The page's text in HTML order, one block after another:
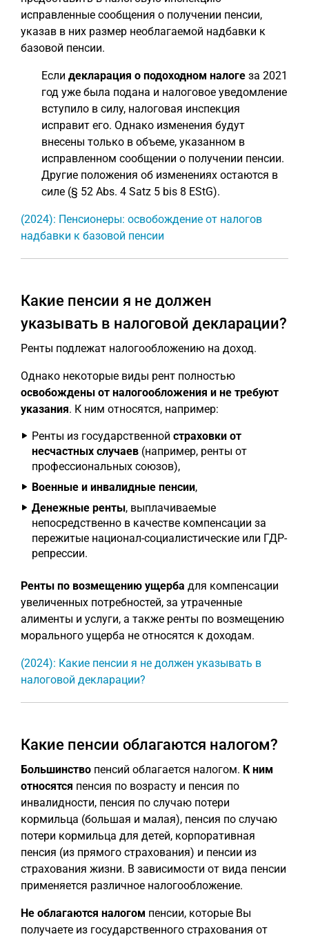
исправленные сообщения о получении пенсии,
указав в них размер необлагаемой надбавки к
базовой пенсии.
Если декларация о подоходном налоге за 2021
год уже была подана и налоговое уведомление
вступило в силу, налоговая инспекция
исправит его. Однако изменения будут
внесены только в объеме, указанном в
исправленном сообщении о получении пенсии.
Другие положения об изменениях остаются в
силе (§ 52 Abs. 4 Satz 5 bis 8 EStG).
(2024): Пенсионеры: освобождение от налогов
надбавки к базовой пенсии
Какие пенсии я не должен
указывать в налоговой декларации?
Ренты подлежат налогообложению на доход.
Однако некоторые виды рент полностью
освобождены от налогообложения и не требуют
указания. К ним относятся, например:
Ренты из государственной страховки от
несчастных случаев (например, ренты от
профессиональных союзов),
Военные и инвалидные пенсии,
Денежные ренты, выплачиваемые
непосредственно в качестве компенсации за
пережитые национал-социалистические или ГДР-
репрессии.
Ренты по возмещению ущерба для компенсации
увеличенных потребностей, за утраченные
алименты и услуги, а также ренты по возмещению
морального ущерба не относятся к доходам.
(2024): Какие пенсии я не должен указывать в
налоговой декларации?
Какие пенсии облагаются налогом?
Большинство пенсий облагается налогом. К ним
относятся пенсия по возрасту и пенсия по
инвалидности, пенсия по случаю потери
кормильца (большая и малая), пенсия по случаю
потери кормильца для детей, корпоративная
пенсия (из прямого страхования) и пенсии из
страхования жизни. В зависимости от вида пенсии
применяется различное налогообложение.
Не облагаются налогом пенсии, которые Вы
получаете из государственного страхования от